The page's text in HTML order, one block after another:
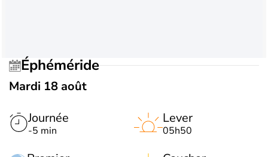
Éphéméride
Mardi 18 août
Journée
-5 min
Lever
05h50